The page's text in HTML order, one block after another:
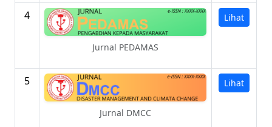
4
Jurnal PEDAMAS
Lihat
5
Jurnal DMCC
Lihat